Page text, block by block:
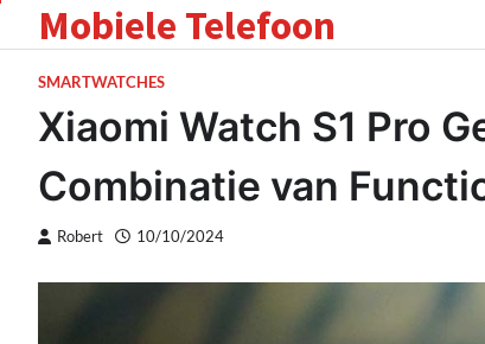
Mobiele Telefoon
SMARTWATCHES
Xiaomi Watch S1 Pro
Combinatie van
Robert 10/10/2024